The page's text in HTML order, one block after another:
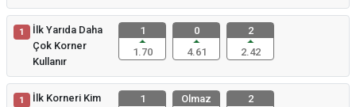
1
İlk Yarıda Daha
Çok Korner
Kullanır
1
1.70
0
4.61
2
2.42
1
İlk Korneri Kim
1
Olmaz
2